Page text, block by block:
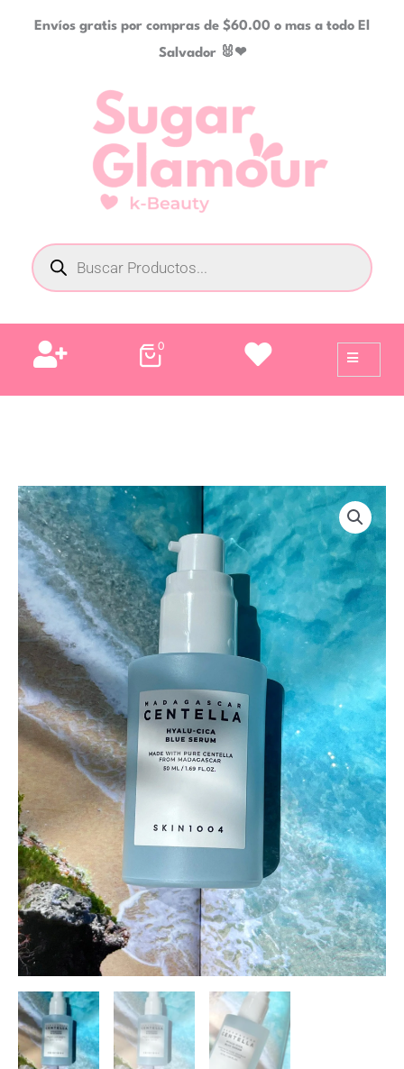
Envíos gratis por compras de $60.00 o mas a todo El
Salvador 🐰❤
de
productos
0
Rango
precios:
desde
$16.00
hasta
$25.00
[SKIN1004]
Serum
Madagascar
Centella
(50ml)
cantidad